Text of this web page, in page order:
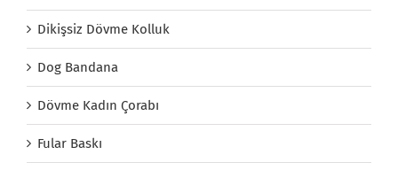
Dikişsiz Dövme Kolluk
Dog Bandana
Dövme Kadın Çorabı
Fular Baskı